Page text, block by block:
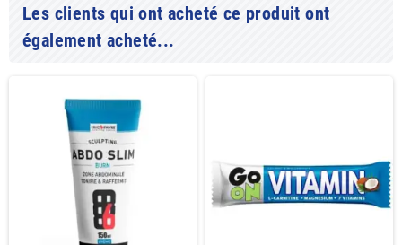
Les clients qui ont acheté ce produit ont
également acheté...